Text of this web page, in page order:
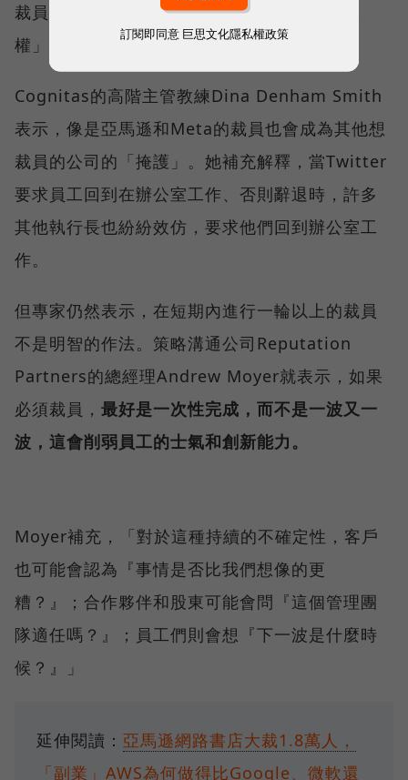
裁員潮，也表明現在這些公司正在拿回「主導
權」。
Cognitas的高階主管教練Dina Denham Smith
表示，像是亞馬遜和Meta的裁員也會成為其他想
裁員的公司的「掩護」。她補充解釋，當Twitter
要求員工回到在辦公室工作、否則辭退時，許多
其他執行長也紛紛效仿，要求他們回到辦公室工
作。
但專家仍然表示，在短期內進行一輪以上的裁員
不是明智的作法。策略溝通公司Reputation
Partners的總經理Andrew Moyer就表示，如果
必須裁員， 最好是一次性完成，而不是一波又一
波，這會削弱員工的士氣和創新能力。
Moyer補充，「對於這種持續的不確定性，客戶
也可能會認為『事情是否比我們想像的更
糟？』；合作夥伴和股東可能會問『這個管理團
隊適任嗎？』；員工們則會想『下一波是什麼時
候？』」
延伸閱讀： 亞馬遜網路書店大裁1.8萬人，
「副業」AWS為何做得比Google、微軟還
訂閱即同意 巨思文化隱私權政策